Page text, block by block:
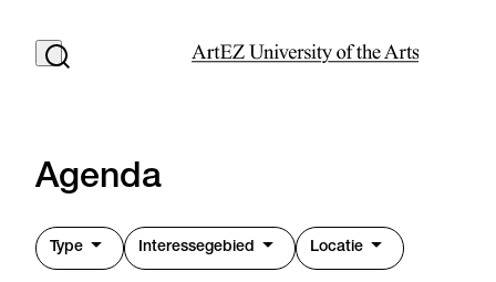
Agenda
Type Interessegebied Locatie